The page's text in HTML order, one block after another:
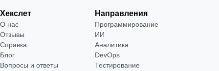
Хекслет
О нас
Отзывы
Справка
Блог
Вопросы и ответы
Направления
Программирование
ИИ
Аналитика
DevOps
Тестирование